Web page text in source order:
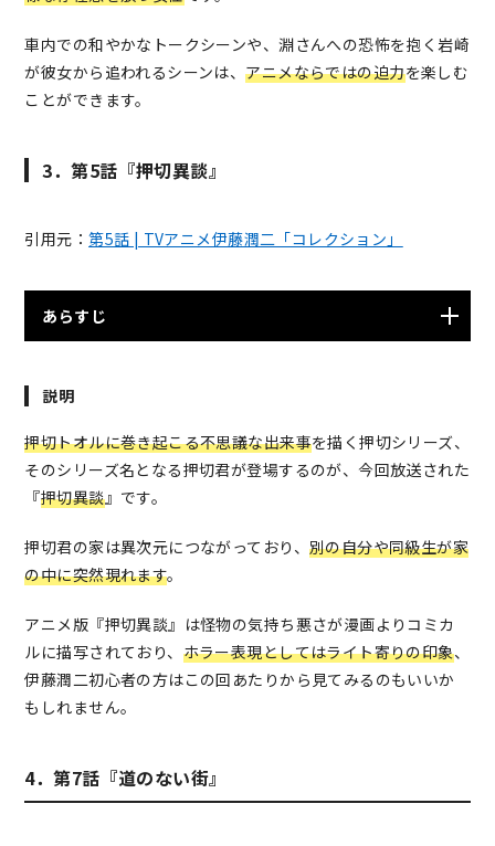
わらず、プロの参加で作品の名が売れることを期待した
監督の織田が彼女の採用を決めてしまう。
車内での和やかなトークシーンや、淵さんへの恐怖を抱く岩崎
が彼女から追われるシーンは、アニメならではの迫力を楽しむ
ことができます。
3．第5話『押切異談』
引用元：第5話 | TVアニメ伊藤潤二「コレクション」
あらすじ
央が怯えた様子でいるのに出くわす。彼女は心配する押
もなかったように振る舞う未央の様子を見て、あれは異
次元の未央の姿だったのではないかと考える押切。どう
やら押切の屋敷には、この世界とは異なる世界に通じる
出入り口があるようなのだ。
説明
押切トオルに巻き起こる不思議な出来事を描く押切シリーズ、
そのシリーズ名となる押切君が登場するのが、今回放送された
『押切異談』です。
押切君の家は異次元につながっており、 別の自分や同級生が家
の中に突然現れます。
アニメ版『押切異談』は怪物の気持ち悪さが漫画よりコミカ
ルに描写されており、 ホラー表現としてはライト寄りの印象、
伊藤潤二初心者の方はこの回あたりから見てみる のもいいか
もしれません。
4．第7話『道のない街』